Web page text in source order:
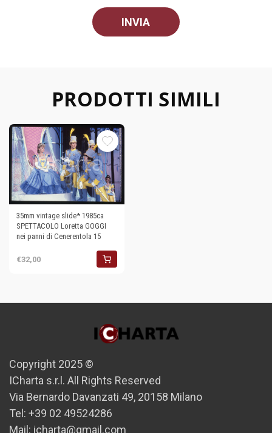
PRODOTTI SIMILI
35mm vintage slide* 1985ca
SPETTACOLO Loretta GOGGI
nei panni di Cenerentola 15
€32,00
Copyright 2025 ©
ICharta s.r.l. All Rights Reserved
Via Bernardo Davanzati 49, 20158 Milano
Tel: +39 02 49524286
Mail: icharta@gmail.com